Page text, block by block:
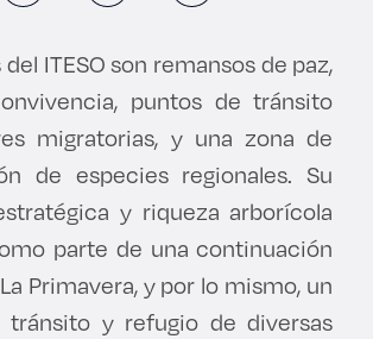
ITESO son remansos de paz,
puntos de tránsito
migratorias, y una zona de
de especies regionales. Su
y riqueza arborícola
parte de una continuación
Primavera, y por lo mismo, un
tránsito y refugio de diversas